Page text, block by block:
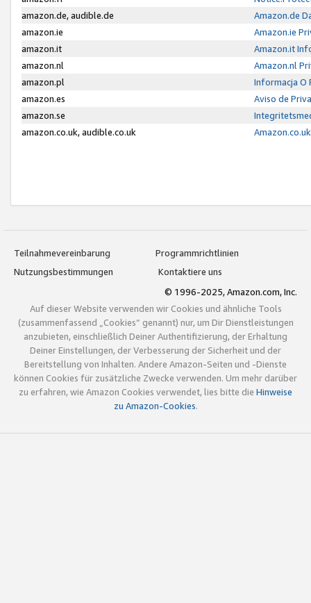
amazon.de, audible.de
Amazon.de
amazon.ie
Amazon.ie
amazon.it
Amazon.it
amazon.nl
Amazon.nl
amazon.pl
Informacja O
amazon.es
Aviso de
amazon.se
amazon.co.uk, audible.co.uk
Teilnahmevereinbarung
Programmrichtlinien
Nutzungsbestimmungen
Kontaktiere uns
© 1996-2025, Amazon.com, Inc.
Auf dieser Website verwenden wir Cookies und ähnliche Tools
(zusammenfassend „Cookies“ genannt) nur, um Dir Dienstleistungen
anzubieten, einschließlich Deiner Authentifizierung, der Erhaltung
Deiner Einstellungen, der Verbesserung der Sicherheit und der
Bereitstellung von Inhalten. Andere Amazon-Seiten und -Dienste
können Cookies für zusätzliche Zwecke verwenden. Um mehr darüber
zu erfahren, wie Amazon Cookies verwendet, lies bitte die Hinweise
zu Amazon-Cookies.